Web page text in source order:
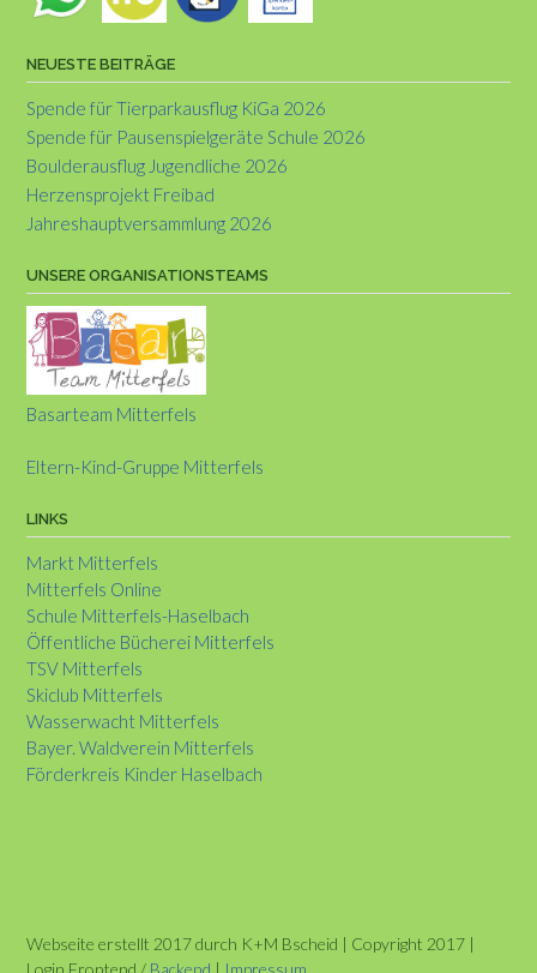
NEUESTE BEITRÄGE
Spende für Tierparkausflug KiGa 2026
Spende für Pausenspielgeräte Schule 2026
Boulderausflug Jugendliche 2026
Herzensprojekt Freibad
Jahreshauptversammlung 2026
UNSERE ORGANISATIONSTEAMS
Basarteam Mitterfels
Eltern-Kind-Gruppe Mitterfels
LINKS
Markt Mitterfels
Mitterfels Online
Schule Mitterfels-Haselbach
Öffentliche Bücherei Mitterfels
TSV Mitterfels
Skiclub Mitterfels
Wasserwacht Mitterfels
Bayer. Waldverein Mitterfels
Förderkreis Kinder Haselbach
Webseite erstellt 2017 durch K+M Bscheid | Copyright 2017 |